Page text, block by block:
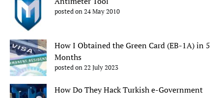
posted on 24 May 2010
How I Obtained the Green Card (EB-1A) in 5
Months
posted on 22 July 2023
How Do They Hack Turkish e-Government